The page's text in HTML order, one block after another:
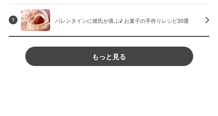
5 バレンタインに彼氏が喜ぶ♪ お菓子の手作りレシピ20選
もっと見る